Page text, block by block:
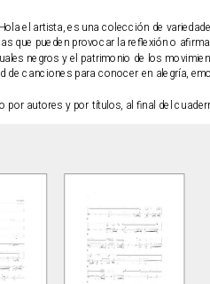
el artista, es una colección de
que pueden provocar la reflexión o
negros y el patrimonio de los
de canciones para conocer en alegría,
por autores y por títulos, al final del